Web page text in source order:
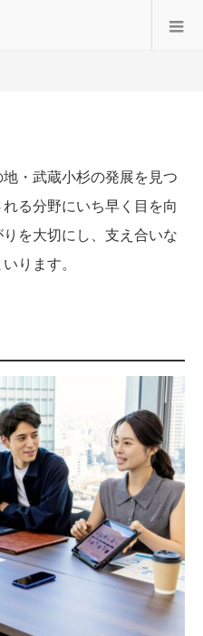
・武蔵小杉の発展を見つ
る分野にいち早く目を向
を大切にし、支え合いな
ります。